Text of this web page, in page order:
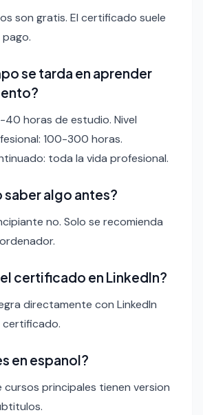
son gratis. El certificado suele
se tarda en aprender
40 horas de estudio. Nivel
100-300 horas.
toda la vida profesional.
saber algo antes?
no. Solo se recomienda
certificado en LinkedIn?
directamente con LinkedIn
certificado.
en espanol?
cursos principales tienen version